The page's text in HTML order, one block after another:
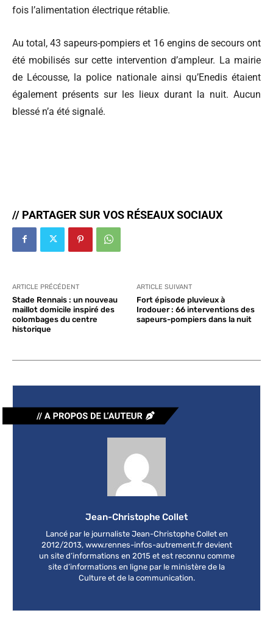
fois l’alimentation électrique rétablie.
Au total, 43 sapeurs-pompiers et 16 engins de secours ont
été mobilisés sur cette intervention d’ampleur. La mairie
de Lécousse, la police nationale ainsi qu’Enedis étaient
également présents sur les lieux durant la nuit. Aucun
blessé n’a été signalé.
// PARTAGER SUR VOS RÉSEAUX SOCIAUX
ARTICLE PRÉCÉDENT
Stade Rennais : un nouveau
maillot domicile inspiré des
colombages du centre
historique
ARTICLE SUIVANT
Fort épisode pluvieux à
Irodouer : 66 interventions des
sapeurs-pompiers dans la nuit
Jean-Christophe Collet
Lancé par le journaliste Jean-Christophe Collet en
2012/2013, www.rennes-infos-autrement.fr devient
un site d’informations en 2015 et est reconnu comme
site d’informations en ligne par le ministère de la
Culture et de la communication.